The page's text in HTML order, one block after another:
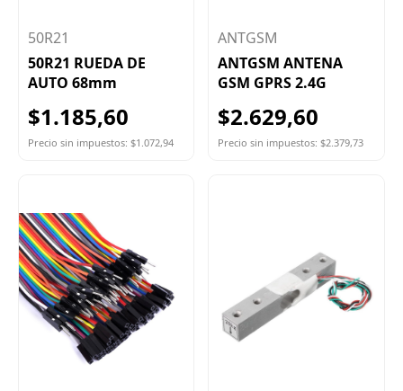
50R21
50R21 RUEDA DE
AUTO 68mm
$1.185,60
Precio sin impuestos: $1.072,94
ANTGSM
ANTGSM ANTENA
GSM GPRS 2.4G
$2.629,60
Precio sin impuestos: $2.379,73